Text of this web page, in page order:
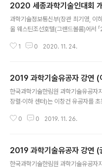
지원을 통해 과학기술인의 명예와 긍
인이 존중받는 사회문화를 조성하는
한국과학기술한림원은 2016년부터 '
있다. 올해 과학기술유공자 심사에는
2020 세종과학기술인대회
과학기술정보통신부(장관 최기영, 이
울 웨스틴조선호텔(그랜드볼룸)에서
자에 대한 대통령 명의 증서 수여식과,
대통령 명의 증서 수여가 이루어졌다.
날’(4월)에서 수여되었으나, 올 해는
사인 「2020 세종과학기술인대회」
1 0 2020. 11. 24.
2019 과학기술유공자 강연 (
한국과학기술한림원 과학기술유공자
장렬·이하 센터)는 이창건 유공자를
강연'을 개최했다. 원자력 국산화에서
0 0 2019. 11. 26.
2019 과학기술유공자 강연 (
한국과학기술한림원 과학기술유공자